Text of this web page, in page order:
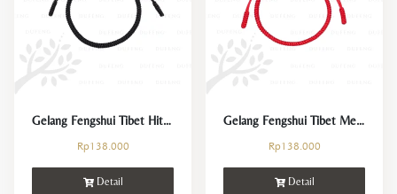
Crystals Collection
Tibet Collection Gelang Fengshui Tibet Hitam Keberuntungan dan Kemakmuran
Rp138.000
Detail
Gelang Fengshui Tibet Merah Keberuntungan dan Kemakmuran
Rp138.000
Detail